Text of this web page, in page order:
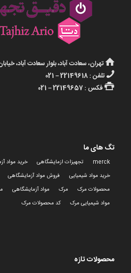
تهران، سعادت آباد، بلوار سعادت آباد، خیابان ۳۴ ام، پلاک ۷۶، واحد
تلفن : 22149618 – 021
فکس : 22149657 – 021
تگ های ما
merck تجهیزات ازمایشگاهی
خرید مواد
خرید مواد شیمیایی
فروش مواد آزمایشگاهی
محصولات مرک
مرک مواد آزمایشگاهی
مواد شیمیایی مرک
کد محصولات مرک
محصولات تازه